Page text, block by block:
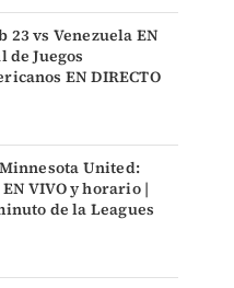
23 vs Venezuela EN
de Juegos
EN DIRECTO
United:
VIVO y horario |
de la Leagues